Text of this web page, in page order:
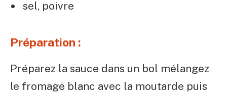
sel, poivre
Préparation :
Préparez la sauce dans un bol mélangez
le fromage blanc avec la moutarde puis